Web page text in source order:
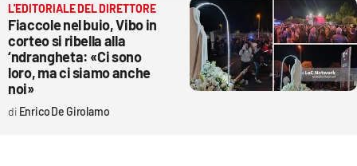
L'EDITORIALE DEL DIRETTORE
Fiaccole nel buio, Vibo in
corteo si ribella alla
‘ndrangheta: «Ci sono
loro, ma ci siamo anche
noi»
Enrico De Girolamo